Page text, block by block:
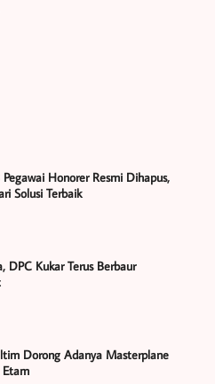
Honorer Resmi Dihapus,
Solusi Terbaik
DPC Kukar Terus Berbaur
Dorong Adanya Masterplane
Etam